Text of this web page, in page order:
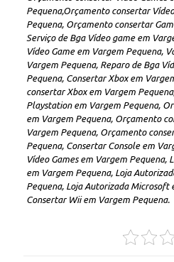
Pequena,Orçamento consertar
Pequena, Orçamento consertar
Serviço de Bga Vídeo game em
Vídeo Game em Vargem Pequena,
Vargem Pequena, Reparo de Bga
Pequena, Consertar Xbox em
consertar Xbox em Vargem
Playstation em Vargem Pequena,
em Vargem Pequena, Orçamento
Vargem Pequena, Orçamento
Pequena, Consertar Console em
Vídeo Games em Vargem Pequena,
em Vargem Pequena, Loja
Pequena, Loja Autorizada Microsoft
Consertar Wii em Vargem Pequena.